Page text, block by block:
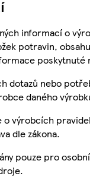
informací o
potravin,
dotazů nebo
daného
výrobcích
dle zákona.
pouze pro